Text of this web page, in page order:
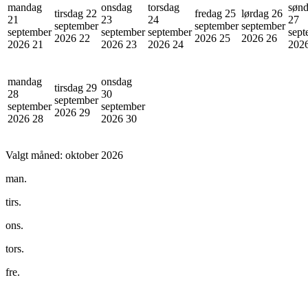
mandag
21
september
2026 21
tirsdag 22
september
2026 22
onsdag
23
september
2026 23
torsdag
24
september
2026 24
fredag 25
september
2026 25
lørdag 26
september
2026 26
27
mandag
28
september
2026 28
tirsdag 29
september
2026 29
onsdag
30
september
2026 30
Valgt måned: oktober 2026
man.
tirs.
ons.
tors.
fre.